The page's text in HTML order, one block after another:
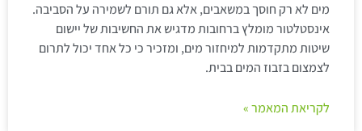
מים לא רק חוסך במשאבים, אלא גם תורם לשמירה על הסביבה.
אינסטלטור מומלץ ברחובות מדגיש את החשיבות של יישום
שיטות מתקדמות למיחזור מים, ומזכיר כי כל אחד יכול לתרום
לצמצום בזבוז המים בבית.
לקריאת המאמר »